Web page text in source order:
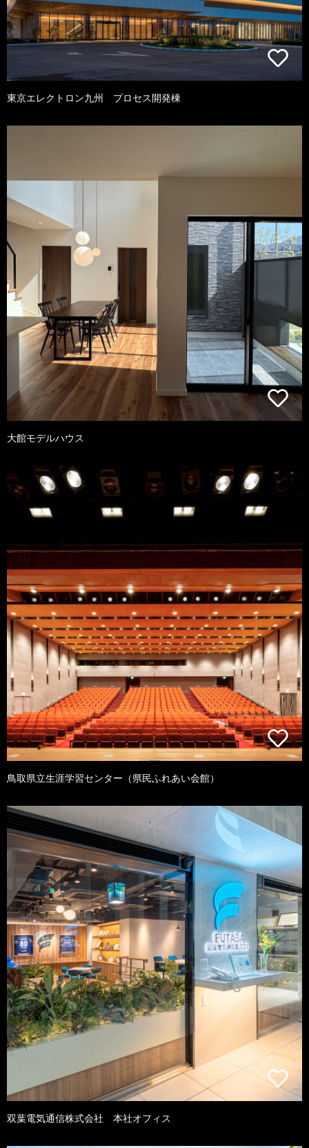
東京エレクトロン九州 プロセス開発棟
大館モデルハウス
鳥取県立生涯学習センター（県民ふれあい会館）
双葉電気通信株式会社 本社オフィス